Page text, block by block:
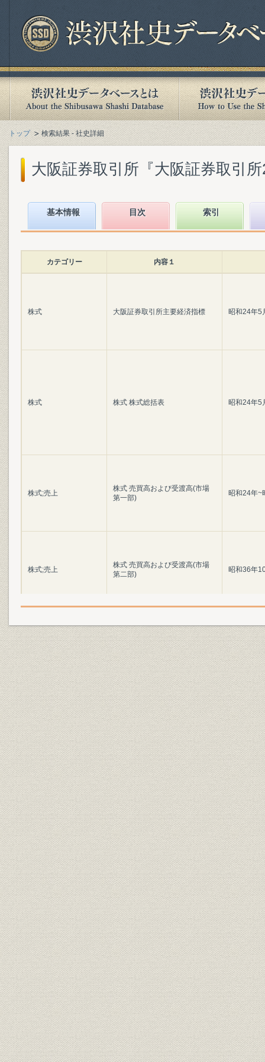
トップ 検索結果 - 社史詳細
大阪証券取引所『大阪証券取引
基本情報 目次 索引
カテゴリー 内容１
株式 大阪証券取引所主要経済指標 昭和24年5
株式 株式 株式総括表 昭和24年5
株式;売上
株式 売買高および受渡高(市場
第一部)
昭和24年~
株式;売上
株式 売買高および受渡高(市場
第二部)
昭和36年
株式;売上 株式 売買高および受渡高(合計) 昭和24年~
株式;価格 株式 時価総額(市場第一部) 昭和24年
株式;価格 株式 時価総額(市場第二部) 昭和36年
株式;価格 株式 時価総額(全国取引所) 昭和24年~
株式;価格 株式 250種株価平均 昭和34年
株式;価格 株式 40種株価平均 昭和36年
株式;価格
株式 250種修正株価平均恒常除
数・修正倍率の変遷
昭和24年5
月26日
株式;価格
株式 40種修正株価平均恒常除
数・修正倍率の変遷
昭和36年
月26日
株式;価格
株式 250種株価平均・利回採用
銘柄
昭和24年
年12月末日
株式;価格
株式 40種株価平均・利回採用銘
柄
昭和36年
年12月末